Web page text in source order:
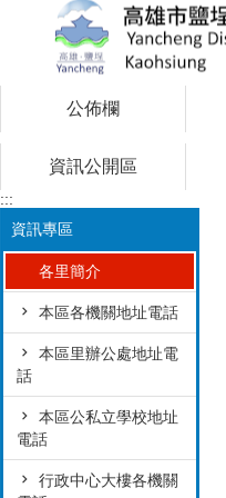
公佈欄
資訊公開區
:::
資訊專區
各里簡介
本區各機關地址電話
本區里辦公處地址電
話
本區公私立學校地址
電話
行政中心大樓各機關